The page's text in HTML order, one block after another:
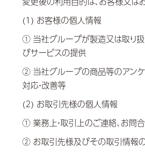
(1) お客様の個人情報
① 当社グループが製造又は取り扱
びサービスの提供
② 当社グループの商品等のアンケ
対応・改善等
(2) お取引先様の個人情報
① 業務上・取引上のご連絡、お問
② お取引先様及びその取引情報